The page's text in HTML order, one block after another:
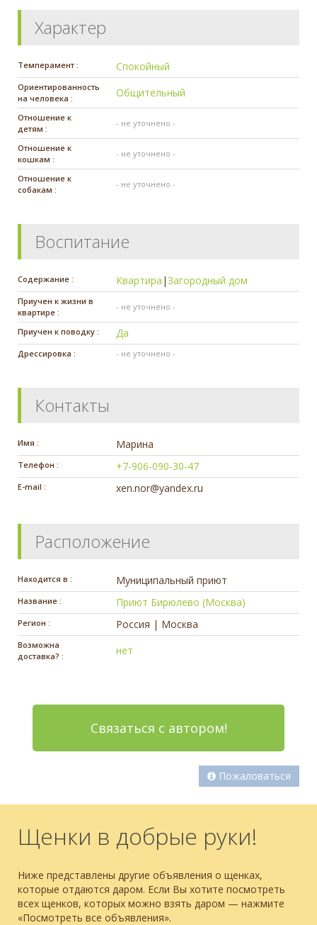
Характер
Темперамент : Спокойный
Ориентированность
на человека :
Общительный
Отношение к
детям :
- не уточнено -
Отношение к
кошкам :
- не уточнено -
Отношение к
собакам :
- не уточнено -
Воспитание
Содержание : Квартира |Загородный дом
Приучен к жизни в
квартире :
- не уточнено -
Приучен к поводку : Да
Дрессировка : - не уточнено -
Контакты
Имя : Марина
Телефон : +7-906-090-30-47
E-mail : xen.nor@yandex.ru
Расположение
Находится в : Муниципальный приют
Название : Приют Бирюлево (Москва)
Регион : Россия | Москва
Возможна
доставка? :
нет
Связаться с автором!
Пожаловаться
Щенки в добрые руки!
Ниже представлены другие объявления о щенках,
которые отдаются даром. Если Вы хотите посмотреть
всех щенков, которых можно взять даром — нажмите
«Посмотреть все объявления».